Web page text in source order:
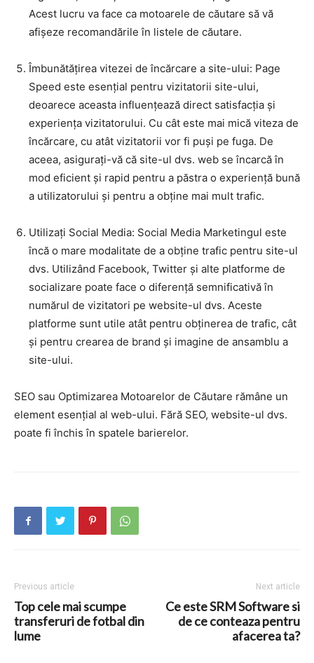
Acest lucru va face ca motoarele de căutare să vă
afișeze recomandările în listele de căutare.
Îmbunătățirea vitezei de încărcare a site-ului: Page
Speed este esențial pentru vizitatorii site-ului,
deoarece aceasta influențează direct satisfacția și
experiența vizitatorului. Cu cât este mai mică viteza de
încărcare, cu atât vizitatorii vor fi puși pe fuga. De
aceea, asigurați-vă că site-ul dvs. web se încarcă în
mod eficient și rapid pentru a păstra o experiență bună
a utilizatorului și pentru a obține mai mult trafic.
Utilizați Social Media: Social Media Marketingul este
încă o mare modalitate de a obține trafic pentru site-ul
dvs. Utilizând Facebook, Twitter și alte platforme de
socializare poate face o diferență semnificativă în
numărul de vizitatori pe website-ul dvs. Aceste
platforme sunt utile atât pentru obținerea de trafic, cât
și pentru crearea de brand și imagine de ansamblu a
site-ului.
SEO sau Optimizarea Motoarelor de Căutare rămâne un
element esențial al web-ului. Fără SEO, website-ul dvs.
poate fi închis în spatele barierelor.
Previous article
Top cele mai scumpe
transferuri de fotbal din
lume
Next article
Ce este SRM Software si
de ce conteaza pentru
afacerea ta?